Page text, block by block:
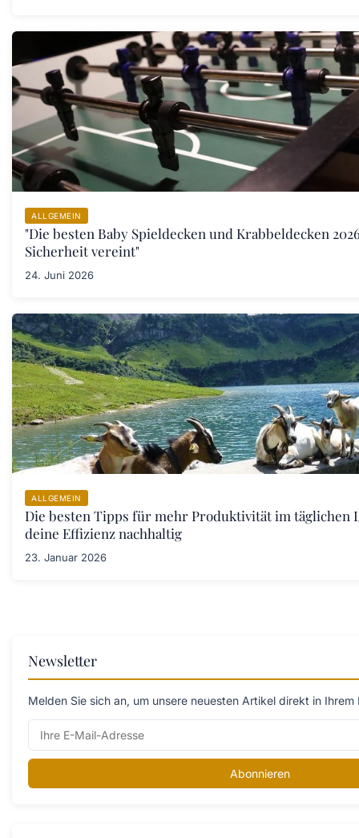
ALLGEMEIN
"Die besten Baby Spieldecken und Krabbeldecken
Sicherheit vereint"
24. Juni 2026
ALLGEMEIN
Die besten Tipps für mehr Produktivität im täglichen
deine Effizienz nachhaltig
23. Januar 2026
Newsletter
Melden Sie sich an, um unsere neuesten Artikel direkt in
Abonnieren